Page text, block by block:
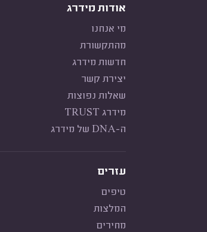
אודות מידרג
מי אנחנו
מהתקשורת
חדשות מידרג
יצירת קשר
שאלות נפוצות
מידרג TRUST
ה-DNA של מידרג
עזרים
טיפים
המלצות
מחירים